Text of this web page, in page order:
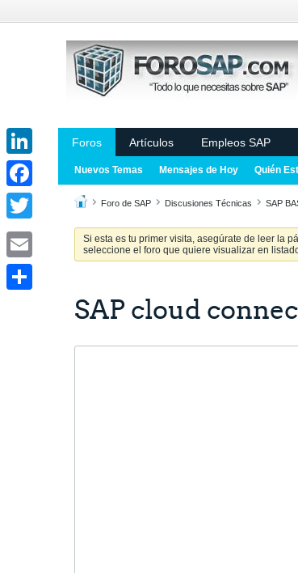
Foros Artículos Empleos SAP
Nuevos Temas Mensajes de Hoy Quién
Foro de SAP Discusiones Técnicas SAP
Si esta es tu primer visita, asegúrate de leer la
seleccione el foro que quiere visualizar en
SAP cloud
LinkedIn
Facebook
Twitter
Email